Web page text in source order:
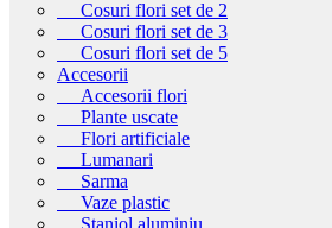
Cosuri flori set de 2
Cosuri flori set de 3
Cosuri flori set de 5
Accesorii
Accesorii flori
Plante uscate
Flori artificiale
Lumanari
Sarma
Vaze plastic
Staniol aluminiu